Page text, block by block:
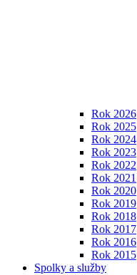
Rok 2026
Rok 2025
Rok 2024
Rok 2023
Rok 2022
Rok 2021
Rok 2020
Rok 2019
Rok 2018
Rok 2017
Rok 2016
Rok 2015
Spolky a služby